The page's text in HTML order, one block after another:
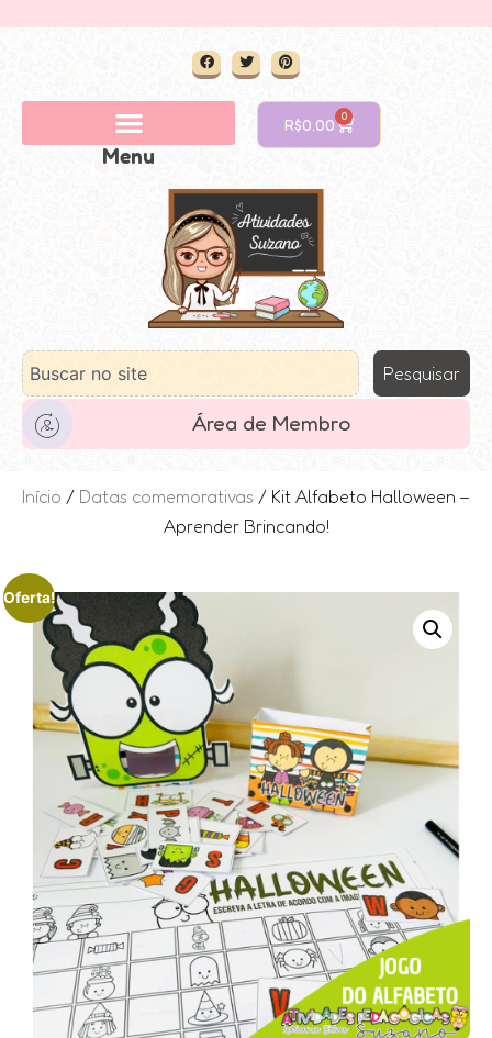
Menu
R$0.00 0
Pesquisar
Área de Membro
Início / Datas comemorativas / Kit Alfabeto Halloween –
Aprender Brincando!
Oferta!